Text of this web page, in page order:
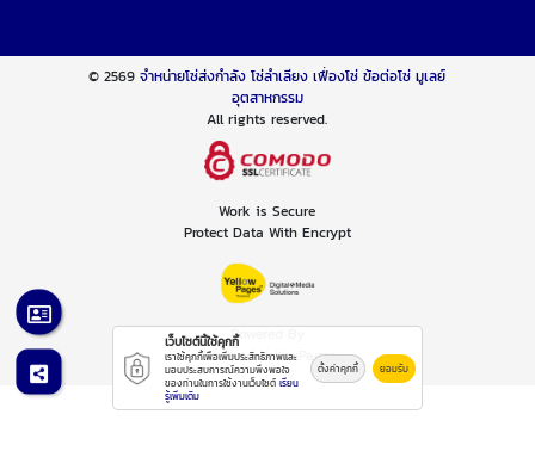
© 2569จำหน่ายโซ่ส่งกำลัง โซ่ลำเลียง เฟื่องโซ่ ข้อต่อโซ่ มูเลย์
อุตสาหกรรม
All rights reserved.
Work is Secure
Protect Data With Encrypt
Powered By
Thailand YellowPages
เว็บไซต์นี้ใช้คุกกี้
เราใช้คุกกี้เพื่อเพิ่มประสิทธิภาพและ
มอบประสบการณ์ความพึงพอใจ
ของท่านในการใช้งานเว็บไซต์ เรียน
รู้เพิ่มเติม
ตั้งค่าคุกกี้ ยอมรับ